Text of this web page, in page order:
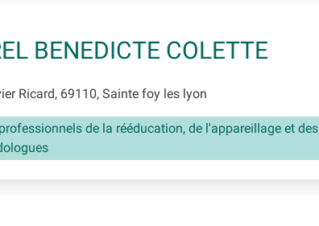
BENEDICTE COLETTE
Ricard, 69110, Sainte foy les lyon
de la rééducation, de l'appareillage et des